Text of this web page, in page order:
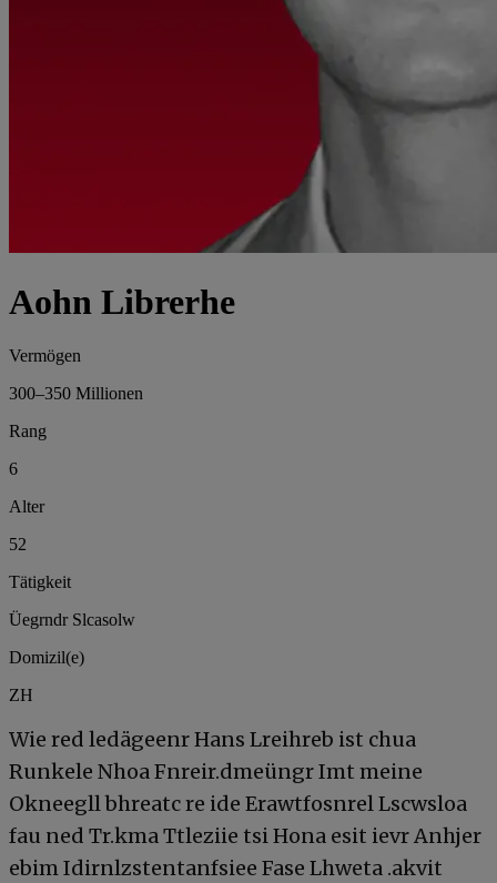
Aohn Librerhe
Vermögen
300–350 Millionen
Rang
6
Alter
52
Tätigkeit
Üegrndr Slcasolw
Domizil(e)
ZH
Wie red ledägeenr Hans Lreihreb ist chua
Runkele Nhoa Fnreir.dmeüngr Imt meine
Okneegll bhreatc re ide Erawtfosnrel Lscwsloa
fau ned Tr.kma Ttleziie tsi Hona esit ievr Anhjer
ebim Idirnlzstentanfsiee Fase Lhweta .akvit